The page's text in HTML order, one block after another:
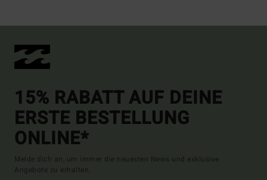
15% RABATT AUF DEINE
ERSTE BESTELLUNG
ONLINE*
Melde dich an, um immer die neuesten News und exklusive
Angebote zu erhalten.